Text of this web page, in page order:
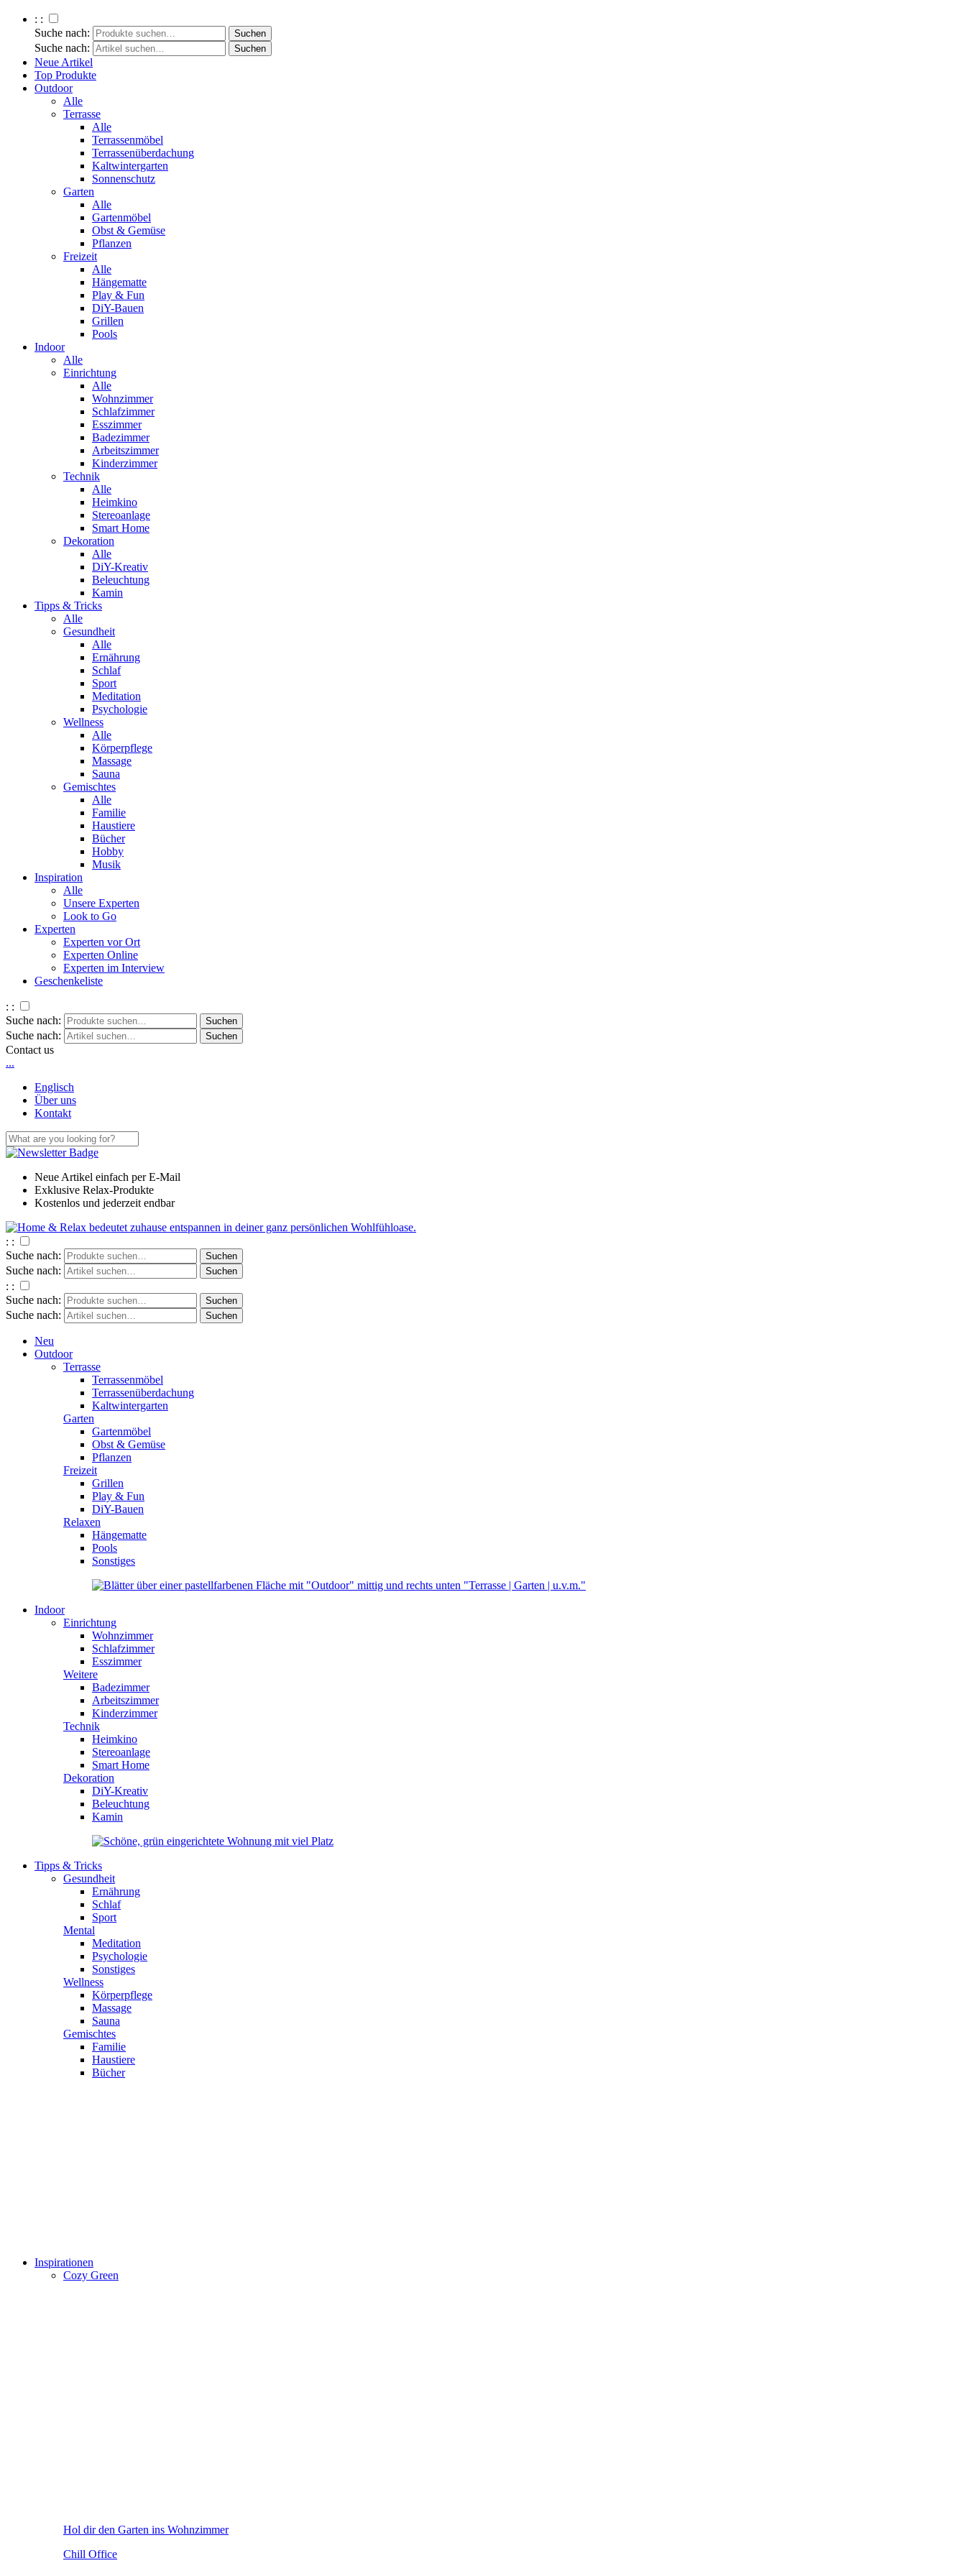
: :
Suche nach:
Suche nach:
Neue Artikel
Top Produkte
Outdoor
Alle
Terrasse
Alle
Terrassenmöbel
Terrassenüberdachung
Kaltwintergarten
Sonnenschutz
Garten
Alle
Gartenmöbel
Obst & Gemüse
Pflanzen
Freizeit
Alle
Hängematte
Play & Fun
DiY-Bauen
Grillen
Pools
Indoor
Alle
Einrichtung
Alle
Wohnzimmer
Schlafzimmer
Esszimmer
Badezimmer
Arbeitszimmer
Kinderzimmer
Technik
Alle
Heimkino
Stereoanlage
Smart Home
Dekoration
Alle
DiY-Kreativ
Beleuchtung
Kamin
Tipps & Tricks
Alle
Gesundheit
Alle
Ernährung
Schlaf
Sport
Meditation
Psychologie
Wellness
Alle
Körperpflege
Massage
Sauna
Gemischtes
Alle
Familie
Haustiere
Bücher
Hobby
Musik
Inspiration
Alle
Unsere Experten
Look to Go
Experten
Experten vor Ort
Experten Online
Experten im Interview
Geschenkeliste
: :
Suche nach:
Suche nach:
Contact us
...
Englisch
Über uns
Kontakt
Neue Artikel einfach per E-Mail
Exklusive Relax-Produkte
Kostenlos und jederzeit endbar
: :
Suche nach:
Suche nach:
: :
Suche nach:
Suche nach:
Neu
Outdoor
Terrasse
Terrassenmöbel
Terrassenüberdachung
Kaltwintergarten
Garten
Gartenmöbel
Obst & Gemüse
Pflanzen
Freizeit
Grillen
Play & Fun
DiY-Bauen
Relaxen
Hängematte
Pools
Sonstiges
Indoor
Einrichtung
Wohnzimmer
Schlafzimmer
Esszimmer
Weitere
Badezimmer
Arbeitszimmer
Kinderzimmer
Technik
Heimkino
Stereoanlage
Smart Home
Dekoration
DiY-Kreativ
Beleuchtung
Kamin
Tipps & Tricks
Gesundheit
Ernährung
Schlaf
Sport
Mental
Meditation
Psychologie
Sonstiges
Wellness
Körperpflege
Massage
Sauna
Gemischtes
Familie
Haustiere
Bücher
Inspirationen
Cozy Green
Hol dir den Garten ins Wohnzimmer
Chill Office